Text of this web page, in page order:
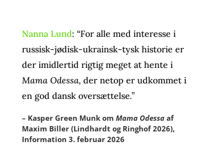
Nanna Lund: “For alle med interesse i
russisk-jødisk-ukrainsk-tysk historie er
der imidlertid rigtig meget at hente i
Mama Odessa, der netop er udkommet i
en god dansk oversættelse.”
– Kasper Green Munk om Mama Odessaaf
Maxim Biller (Lindhardt og Ringhof 2026),
Information 3. februar 2026